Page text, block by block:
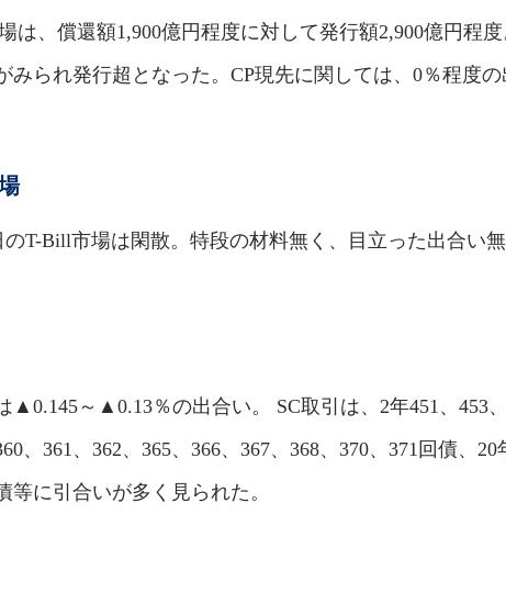
は、償還額1,900億円程度に対して発行額2,900億円程
みられ発行超となった。CP現先に関しては、0％程度の
Bill市場は閑散。特段の材料無く、目立った出合い無
▲0.145～▲0.13％の出合い。 SC取引は、2年451、453
、361、362、365、366、367、368、370、371回債、
等に引合いが多く見られた。